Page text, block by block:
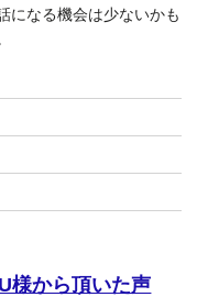
になる機会は少ないかも
様から頂いた声